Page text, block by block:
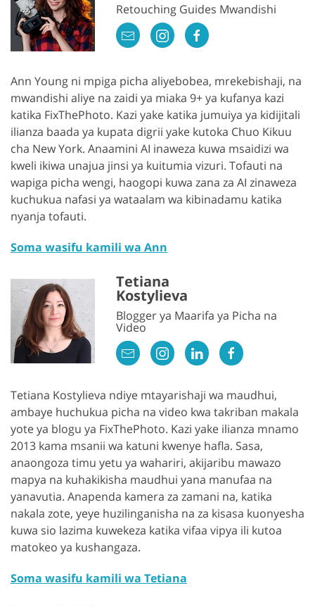
Retouching Guides Mwandishi
Ann Young ni mpiga picha aliyebobea, mrekebishaji, na
mwandishi aliye na zaidi ya miaka 9+ ya kufanya kazi
katika FixThePhoto. Kazi yake katika jumuiya ya kidijitali
ilianza baada ya kupata digrii yake kutoka Chuo Kikuu
cha New York. Anaamini AI inaweza kuwa msaidizi wa
kweli ikiwa unajua jinsi ya kuitumia vizuri. Tofauti na
wapiga picha wengi, haogopi kuwa zana za AI zinaweza
kuchukua nafasi ya wataalam wa kibinadamu katika
nyanja tofauti.
Soma wasifu kamili wa Ann
Tetiana
Kostylieva
Blogger ya Maarifa ya Picha na
Video
Tetiana Kostylieva ndiye mtayarishaji wa maudhui,
ambaye huchukua picha na video kwa takriban makala
yote ya blogu ya FixThePhoto. Kazi yake ilianza mnamo
2013 kama msanii wa katuni kwenye hafla. Sasa,
anaongoza timu yetu ya wahariri, akijaribu mawazo
mapya na kuhakikisha maudhui yana manufaa na
yanavutia. Anapenda kamera za zamani na, katika
nakala zote, yeye huzilinganisha na za kisasa kuonyesha
kuwa sio lazima kuwekeza katika vifaa vipya ili kutoa
matokeo ya kushangaza.
Soma wasifu kamili wa Tetiana